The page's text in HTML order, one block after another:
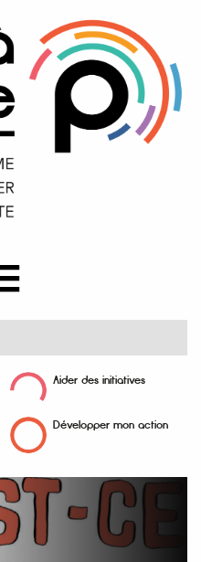
Aider des initiatives
Développer mon action